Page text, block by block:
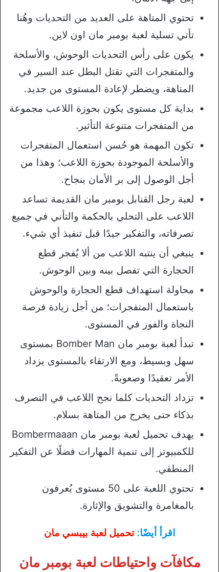
تحتوي المتاهة على العديد من التحديات وهُنا
تأتي تسلية لعبة بومبر مان اون لاين.
يكون على رأس التحديات الوحوش، والأسلحة
والمتفجرات التي تقتل البطل عند السير في
المتاهة، ويضطر لإعادة المستوى من جديد.
بداية كل مستوى يكون بحوزة اللاعب مجموعة
من المتفجرات متنوعة التأثير.
تكون المهمة هو حُسن استعمال المتفجرات
والأسلحة الموجودة بحوزة اللاعب؛ وهذا من
أجل الوصول إلى بر الأمان بنجاح.
لعبة رجل القنابل بومبر مان القديمة تساعد
اللاعب على التحلي بالحكمة والتأني في جميع
تصرفاته، والتفكير جيدًا قبل تنفيذ أي شيء.
ينبغي أن ينتبه اللاعب من ألا يُفجر قطع
الحجارة التي تفصل بينه وبين الوحوش.
محاولة استهداف قطع الحجارة والوحوش
باستعمال المتفجرات؛ من أجل زيادة فرصة
النجاة والفوز في المستوى.
تبدأ لعبة بومبر مان Bomber Man بمستوى
سهل وبسيط، ومع الارتقاء بالمستوى يزداد
الأمر تعقيدًا وصعوبةً.
تزداد التحديات كلما نجح اللاعب في التصرف
بذكاء حتى يخرج من المتاهة بسلام.
يهدف تحميل لعبة بومبر مان Bombermaaan
للكمبيوتر إلى تنمية المهارات فضلًا عن التفكير
المنطقي.
تحتوي اللعبة على 50 مستوى يُعرفون
بالمغامرة والتشويق والإثارة.
اقرأ أيضًا:تحميل لعبة بيبسي مان
مكافآت واحتياطات لعبة بومبر مان